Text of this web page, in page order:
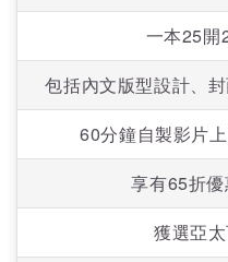
一本25開
包括內文版型設計、
60分鐘自製影片
享有65折
獲選亞